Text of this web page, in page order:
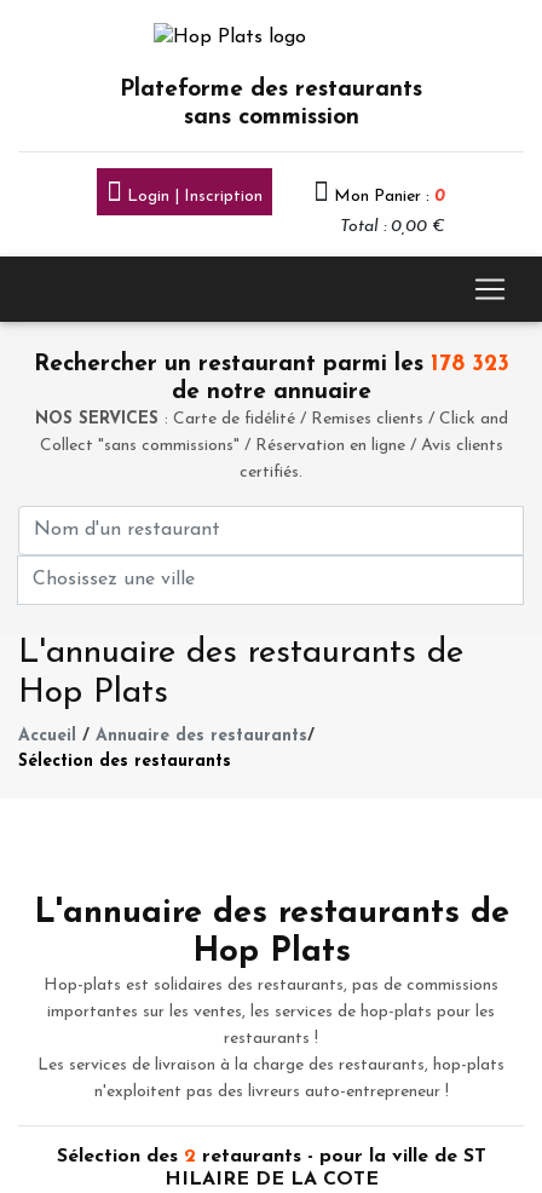
Plateforme des restaurants
sans commission
Login | Inscription Mon Panier : 0
Total : 0,00 €
Rechercher un restaurant parmi les 178 323
de notre annuaire
NOS SERVICES : Carte de fidélité / Remises clients / Click and
Collect "sans commissions" / Réservation en ligne / Avis clients
certifiés.
L'annuaire des restaurants de
Hop Plats
Accueil / Annuaire des restaurants/
Sélection des restaurants
L'annuaire des restaurants de
Hop Plats
Hop-plats est solidaires des restaurants, pas de commissions
importantes sur les ventes, les services de hop-plats pour les
restaurants !
Les services de livraison à la charge des restaurants, hop-plats
n'exploitent pas des livreurs auto-entrepreneur !
Sélection des 2 retaurants - pour la ville de ST
HILAIRE DE LA COTE